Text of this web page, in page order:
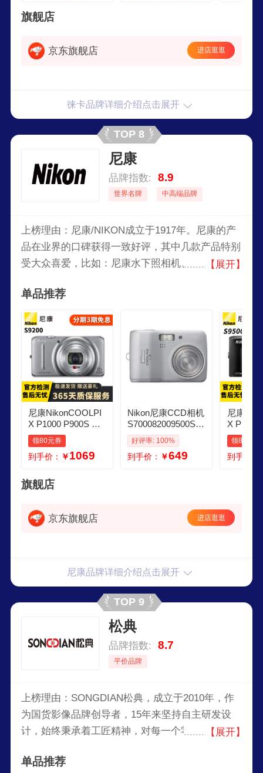
旗舰店
京东旗舰店 进店逛逛
徕卡品牌详细介绍点击展开
TOP 8
尼康
品牌指数: 8.9
世界名牌 中高端品牌
上榜理由：尼康/NIKON成立于1917年。尼康的产
品在业界的口碑获得一致好评，其中几款产品特别
受大众喜爱，比如：尼康水下照相机、尼克尔
发展，还生产护目镜，眼科检查设备，双筒望远
镜，显微镜，勘测器材。
【展开】
单品推荐
尼康NikonCOOLPI
X P1000 P900S S9
500 9600二手数码C
CD卡片相机 尼康S
9200 光学变焦18倍
领80元券
到手价： ￥1069
Nikon尼康CCD相机
S700082009500S31
学生入门级二手数
码卡片相机 尼康L3
CCD数码相机颜色
好评率: 100%
到手价： ￥649
尼康
X P1000
500
卡片相
0 光学变焦22倍 99
领80元券
到手价：
旗舰店
京东旗舰店 进店逛逛
尼康品牌详细介绍点击展开
TOP 9
松典
品牌指数: 8.7
平价品牌
上榜理由：SONGDIAN松典，成立于2010年，作
为国货影像品牌创导者，15年来坚持自主研发设
计，始终秉承着工匠精神，对每一个零部件每一道
为国货释放更多精彩。
【展开】
单品推荐